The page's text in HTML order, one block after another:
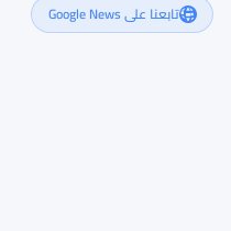
تابعنا على Google News